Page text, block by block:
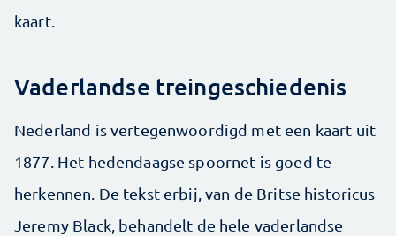
kaart.
Vaderlandse treingeschiedenis
Nederland is vertegenwoordigd met een kaart uit
1877. Het hedendaagse spoornet is goed te
herkennen. De tekst erbij, van de Britse historicus
Jeremy Black, behandelt de hele vaderlandse